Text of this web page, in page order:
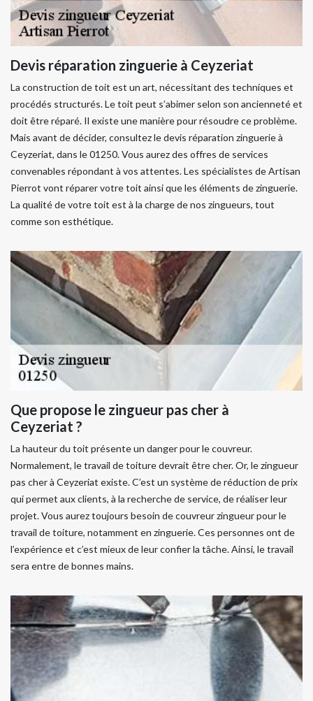
Devis réparation zinguerie à Ceyzeriat
La construction de toit est un art, nécessitant des techniques et
procédés structurés. Le toit peut s’abimer selon son ancienneté et
doit être réparé. Il existe une manière pour résoudre ce problème.
Mais avant de décider, consultez le devis réparation zinguerie à
Ceyzeriat, dans le 01250. Vous aurez des offres de services
convenables répondant à vos attentes. Les spécialistes de Artisan
Pierrot vont réparer votre toit ainsi que les éléments de zinguerie.
La qualité de votre toit est à la charge de nos zingueurs, tout
comme son esthétique.
Que propose le zingueur pas cher à
Ceyzeriat ?
La hauteur du toit présente un danger pour le couvreur.
Normalement, le travail de toiture devrait être cher. Or, le zingueur
pas cher à Ceyzeriat existe. C’est un système de réduction de prix
qui permet aux clients, à la recherche de service, de réaliser leur
projet. Vous aurez toujours besoin de couvreur zingueur pour le
travail de toiture, notamment en zinguerie. Ces personnes ont de
l’expérience et c’est mieux de leur confier la tâche. Ainsi, le travail
sera entre de bonnes mains.